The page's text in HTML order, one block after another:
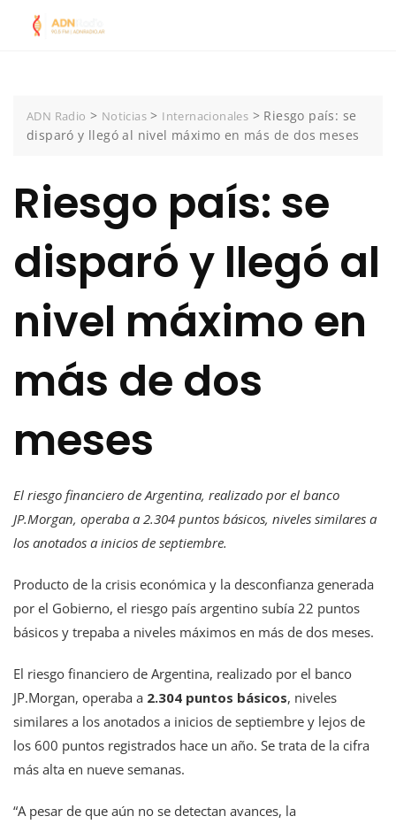
ADN Radio > Noticias > Internacionales > Riesgo país: se
disparó y llegó al nivel máximo en más de dos meses
Riesgo país: se
disparó y llegó al
nivel máximo en
más de dos
meses
El riesgo financiero de Argentina, realizado por el banco
JP.Morgan, operaba a 2.304 puntos básicos, niveles similares a
los anotados a inicios de septiembre.
Producto de la crisis económica y la desconfianza generada
por el Gobierno, el riesgo país argentino subía 22 puntos
básicos y trepaba a niveles máximos en más de dos meses.
El riesgo financiero de Argentina, realizado por el banco
JP.Morgan, operaba a 2.304 puntos básicos, niveles
similares a los anotados a inicios de septiembre y lejos de
los 600 puntos registrados hace un año. Se trata de la cifra
más alta en nueve semanas.
“A pesar de que aún no se detectan avances, la